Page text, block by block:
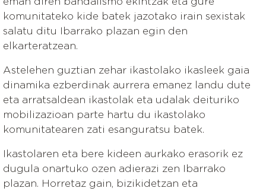
komunitateko kide batek jazotako irain sexistak
salatu ditu Ibarrako plazan egin den
elkarteratzean.
Astelehen guztian zehar ikastolako ikasleek gaia
dinamika ezberdinak aurrera emanez landu dute
eta arratsaldean ikastolak eta udalak deituriko
mobilizazioan parte hartu du ikastolako
komunitatearen zati esanguratsu batek.
Ikastolaren eta bere kideen aurkako erasorik ez
dugula onartuko ozen adierazi zen Ibarrako
plazan. Horretaz gain, bizikidetzan eta